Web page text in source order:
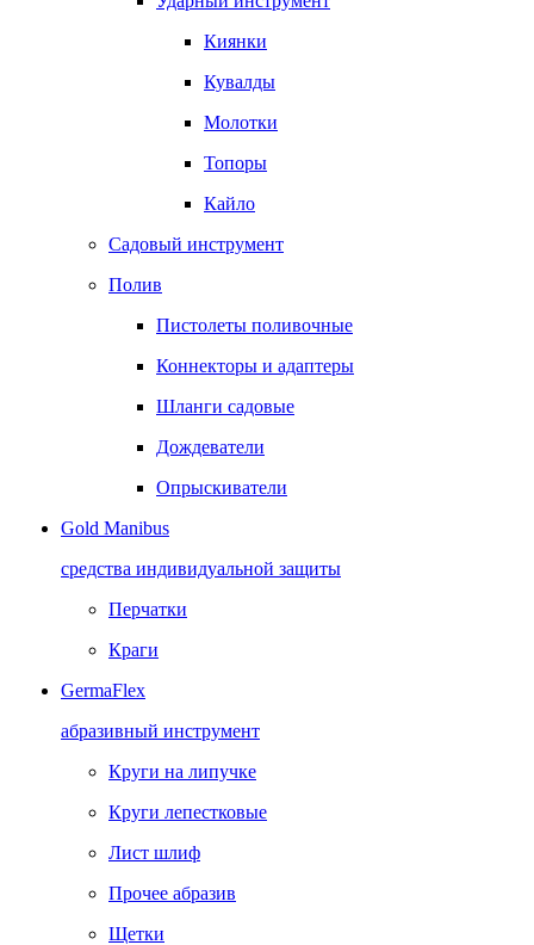
Киянки
Кувалды
Молотки
Топоры
Кайло
Садовый инструмент
Полив
Пистолеты поливочные
Коннекторы и адаптеры
Шланги садовые
Дождеватели
Опрыскиватели
Gold Manibus
средства индивидуальной защиты
Перчатки
Краги
GermaFlex
абразивный инструмент
Круги на липучке
Круги лепестковые
Лист шлиф
Прочее абразив
Щетки